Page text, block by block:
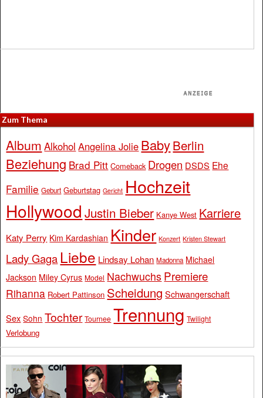
Zum Thema
Album Alkohol Angelina Jolie BabyBerlin
Beziehung Brad Pitt Comeback Drogen DSDS Ehe
Familie Geburt Geburtstag Gericht Hochzeit
Hollywood Justin Bieber Kanye West Karriere
Katy Perry Kim Kardashian Kinder Konzert Kristen Stewart
Lady Gaga Liebe Lindsay Lohan Madonna Michael
Jackson Miley Cyrus Model Nachwuchs Premiere
Rihanna Robert Pattinson Scheidung Schwangerschaft
Sex Sohn Tochter Tournee Trennung Twilight
Verlobung